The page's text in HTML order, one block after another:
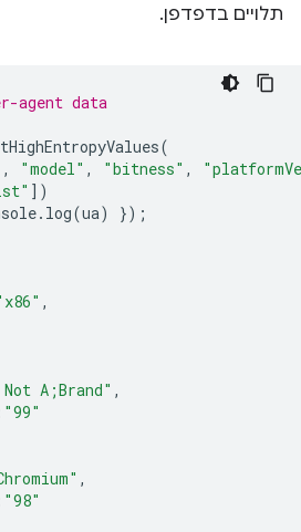
תלויים בדפדפן.
agent data
(
, "model" , "bitness" ,
])
. log(ua) });
,
A;Brand" ,
"99"
,
"98"